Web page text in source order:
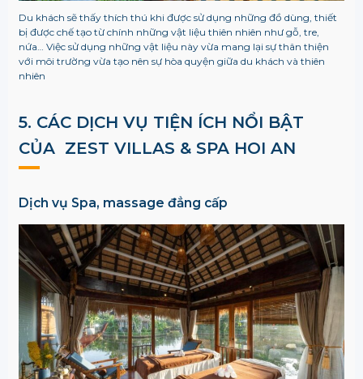
Du khách sẽ thấy thích thú khi được sử dụng những đồ dùng, thiết
bị được chế tạo từ chính những vật liệu thiên nhiên như gỗ, tre,
nứa… Việc sử dụng những vật liệu này vừa mang lại sự thân thiện
với môi trường vừa tạo nên sự hòa quyện giữa du khách và thiên
nhiên
5. CÁC DỊCH VỤ TIỆN ÍCH NỔI BẬT
CỦA ZEST VILLAS & SPA HOI AN
Dịch vụ Spa, massage đẳng cấp